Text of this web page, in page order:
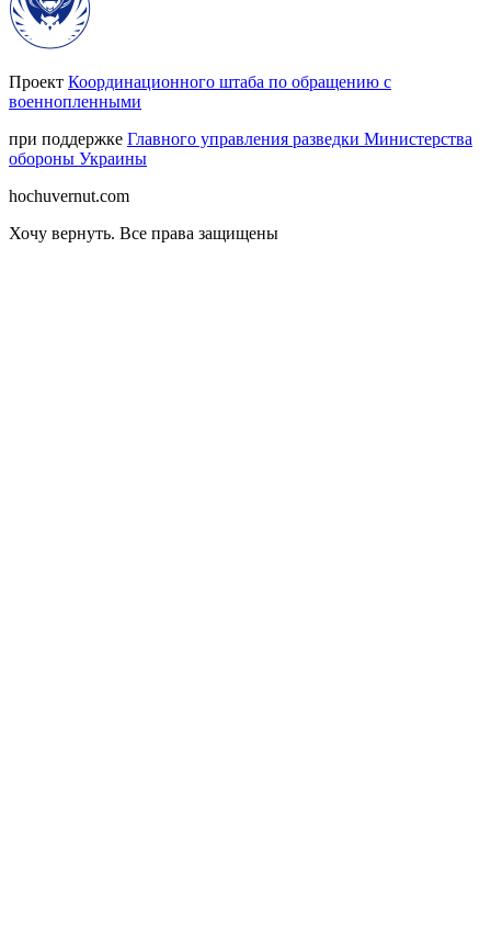
Проект Координационного штаба по обращению с
военнопленными
при поддержке Главного управления разведки Министерства
обороны Украины
hochuvernut.com
Хочу вернуть. Все права защищены